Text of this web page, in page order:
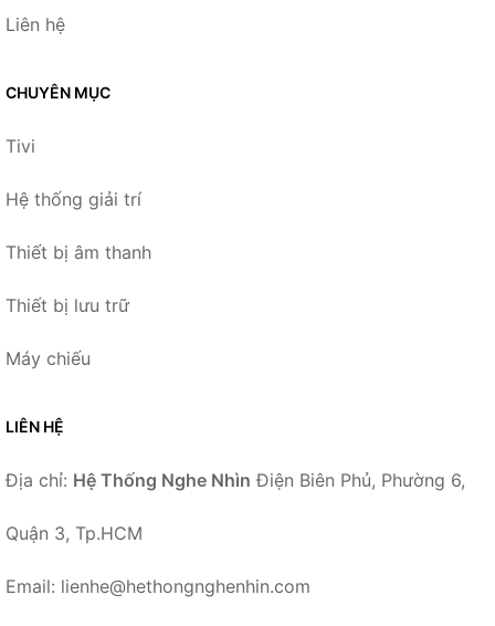
Liên hệ
CHUYÊN MỤC
Tivi
Hệ thống giải trí
Thiết bị âm thanh
Thiết bị lưu trữ
Máy chiếu
LIÊN HỆ
Địa chỉ: Hệ Thống Nghe Nhìn Điện Biên Phủ, Phường 6,
Quận 3, Tp.HCM
Email: lienhe@hethongnghenhin.com